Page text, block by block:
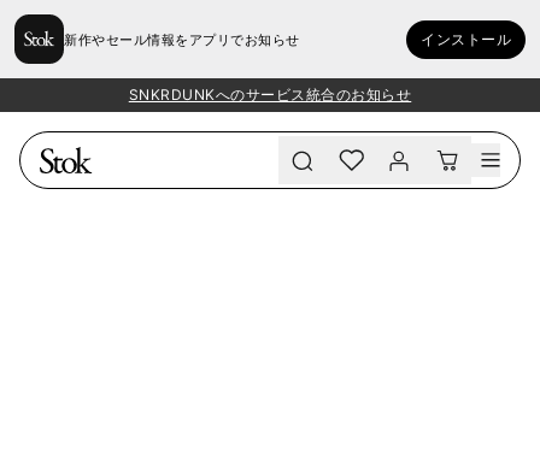
新作やセール情報をアプリでお知らせ インストール
SNKRDUNKへのサービス統合のお知らせ